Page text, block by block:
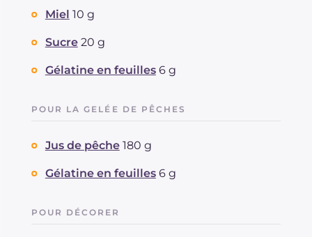
Cholestérol
Miel 10 g
Sucre 20 g
Gélatine en feuilles 6 g
POUR LA GELÉE DE PÊCHES
Jus de pêche 180 g
Gélatine en feuilles 6 g
POUR DÉCORER